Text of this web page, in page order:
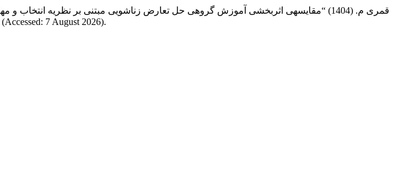
عابدی ق. , عطایی فر ر. and قمری م. (1404) “مقایسه­ی اثربخشی آموزش گروهی حل تعارض زناشویی مبتنی بر نظریه انتخاب و مهارت­های زندگی زناشویی بر امید به زندگی در زنان متأهل”,
(Accessed: 7 August 2026).